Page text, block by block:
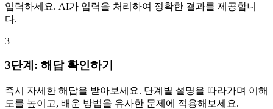
입력하세요. AI가 입력을 처리하여 정확한 결과를 제공합니
다.
3
3단계: 해답 확인하기
즉시 자세한 해답을 받아보세요. 단계별 설명을 따라가며 이해
도를 높이고, 배운 방법을 유사한 문제에 적용해보세요.